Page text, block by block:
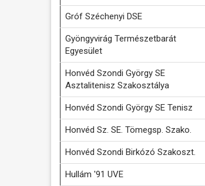
Gróf Széchenyi DSE
Gyöngyvirág Természetbarát
Egyesület
Honvéd Szondi György SE
Asztalitenisz Szakosztálya
Honvéd Szondi György SE Tenisz
Honvéd Sz. SE. Tömegsp. Szako.
Honvéd Szondi Birkózó Szakoszt.
Hullám '91 UVE